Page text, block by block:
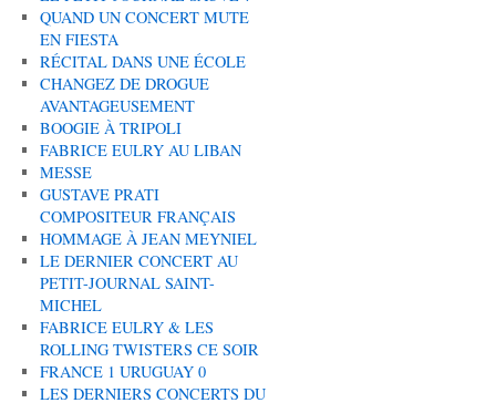
QUAND UN CONCERT MUTE
EN FIESTA
RÉCITAL DANS UNE ÉCOLE
CHANGEZ DE DROGUE
AVANTAGEUSEMENT
BOOGIE À TRIPOLI
FABRICE EULRY AU LIBAN
MESSE
GUSTAVE PRATI
COMPOSITEUR FRANÇAIS
HOMMAGE À JEAN MEYNIEL
LE DERNIER CONCERT AU
PETIT-JOURNAL SAINT-
MICHEL
FABRICE EULRY & LES
ROLLING TWISTERS CE SOIR
FRANCE 1 URUGUAY 0
LES DERNIERS CONCERTS DU